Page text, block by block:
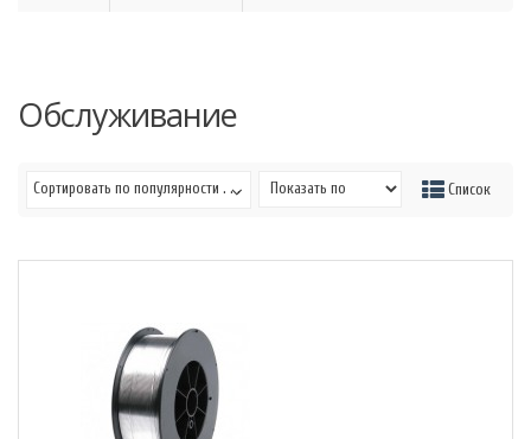
Обслуживание
Сортировать по популярности . . . Сетка Список